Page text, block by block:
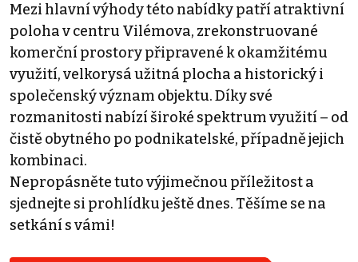
Mezi hlavní výhody této nabídky patří atraktivní
poloha v centru Vilémova, zrekonstruované
komerční prostory připravené k okamžitému
využití, velkorysá užitná plocha a historický i
společenský význam objektu. Díky své
rozmanitosti nabízí široké spektrum využití – od
čistě obytného po podnikatelské, případně jejich
kombinaci.
Nepropásněte tuto výjimečnou příležitost a
sjednejte si prohlídku ještě dnes. Těšíme se na
setkání s vámi!